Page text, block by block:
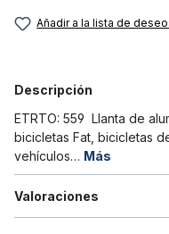
Añadir a la lista de
Descripción
ETRTO: 559 Llanta de
bicicletas Fat, bicicletas
vehículos… Más
Valoraciones